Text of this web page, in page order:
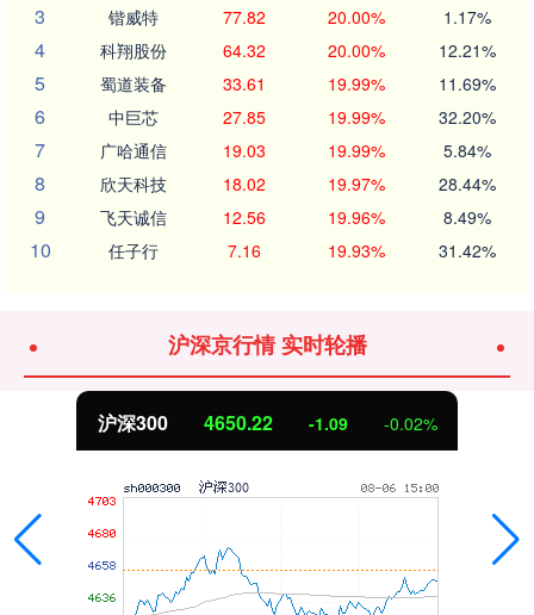
3 锴威特 77.82 20.00% 1.17%
4 科翔股份 64.32 20.00% 12.21%
5 蜀道装备 33.61 19.99% 11.69%
6 中巨芯 27.85 19.99% 32.20%
7 广哈通信 19.03 19.99% 5.84%
8 欣天科技 18.02 19.97% 28.44%
9 飞天诚信 12.56 19.96% 8.49%
10 任子行 7.16 19.93% 31.42%
沪深京行情 实时轮播
北证50 1122.88 0.00 0.00%